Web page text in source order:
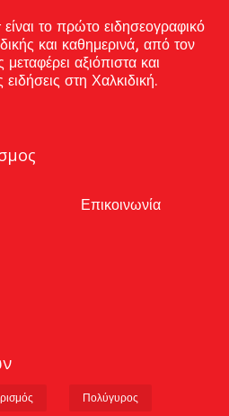
το πρώτο ειδησεογραφικό
και καθημερινά, από τον
αξιόπιστα και
στη Χαλκιδική.
Επικοινωνία
Πολύγυρος